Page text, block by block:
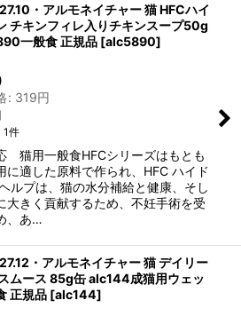
・アルモネイチャー 猫 HFCハイ
チキンフィレ入りチキンスープ50g
一般食 正規品 [alc5890]
: 319円
1件
猫用一般食HFCシリーズはもとも
に適した原料で作られ、HFC ハイド
ルプは、猫の水分補給と健康、そし
大きく貢献するため、不妊手術を受
、あ…
・アルモネイチャー 猫 デイリー
ムース 85g缶 alc144成猫用ウェッ
正規品 [alc144]